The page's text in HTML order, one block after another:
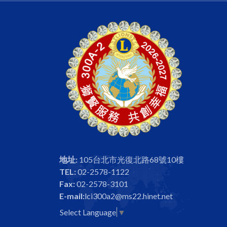
地址: 105台北市光復北路68號10樓
TEL:02-2578-1122
Fax:02-2578-3101
E-mail:lci300a2@ms22.hinet.net
Select Language ▼